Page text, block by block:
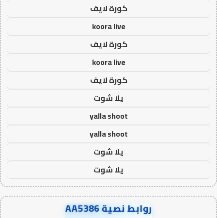
كورة لايف
koora live
كورة لايف
koora live
كورة لايف
يلا شوت
yalla shoot
yalla shoot
يلا شوت
يلا شوت
روابط نصية AA5386